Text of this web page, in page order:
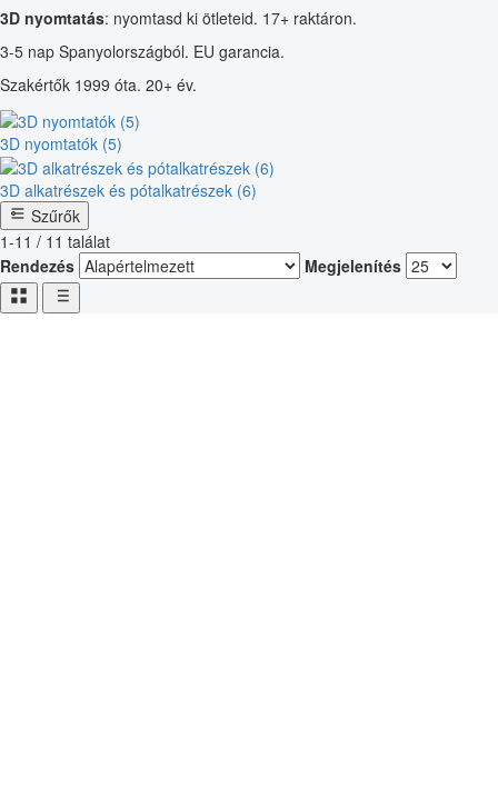
3D nyomtatás: nyomtasd ki ötleteid. 17+ raktáron.
3-5 nap Spanyolországból. EU garancia.
Szakértők 1999 óta. 20+ év.
3D nyomtatók (5)
3D alkatrészek és pótalkatrészek (6)
Szűrők
1-11 / 11 találat
Rendezés
Megjelenítés